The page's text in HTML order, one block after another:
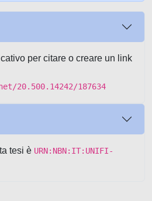
per citare o creare un link
20.500.14242/187634
tesi è URN:NBN:IT:UNIFI-